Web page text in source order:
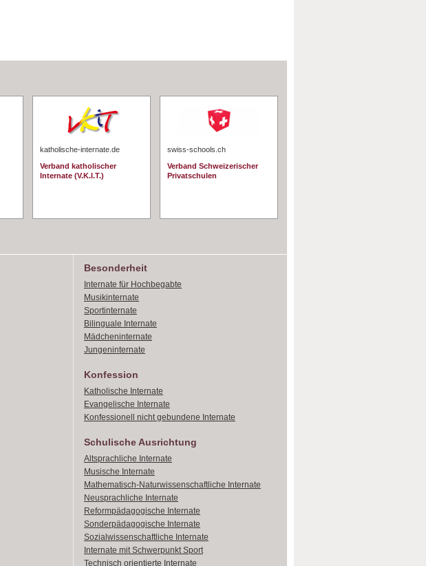
katholische-internate.de
Verband katholischer
Internate (V.K.I.T.)
swiss-schools.ch
Verband Schweizerischer
Privatschulen
Besonderheit
Internate für Hochbegabte
Musikinternate
Sportinternate
Bilinguale Internate
Mädcheninternate
Jungeninternate
Konfession
Katholische Internate
Evangelische Internate
Konfessionell nicht gebundene Internate
Schulische Ausrichtung
Altsprachliche Internate
Musische Internate
Mathematisch-Naturwissenschaftliche Internate
Neusprachliche Internate
Reformpädagogische Internate
Sonderpädagogische Internate
Sozialwissenschaftliche Internate
Internate mit Schwerpunkt Sport
Technisch orientierte Internate